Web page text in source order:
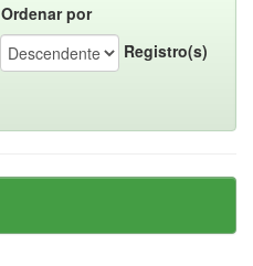
Ordenar por
Registro(s)